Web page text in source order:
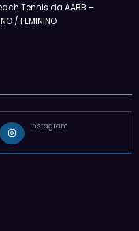
Tennis da AABB –
/ FEMININO
instagram